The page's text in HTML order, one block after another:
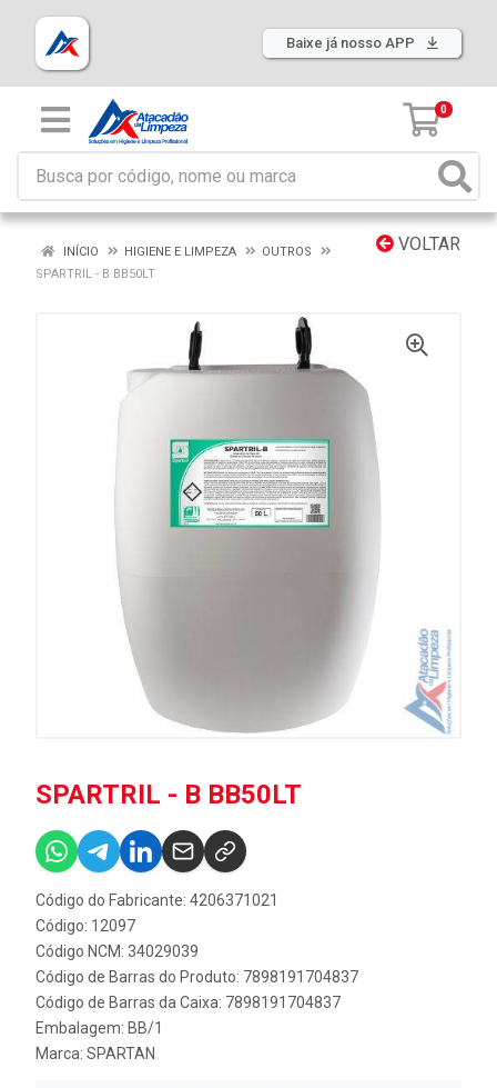
Baixe já nosso APP
0
VOLTAR
INÍCIO HIGIENE E LIMPEZA
OUTROS
SPARTRIL - B BB50LT
SPARTRIL - B BB50LT
Código do Fabricante: 4206371021
Código: 12097
Código NCM: 34029039
Código de Barras do Produto: 7898191704837
Código de Barras da Caixa: 7898191704837
Embalagem: BB/1
Marca: SPARTAN